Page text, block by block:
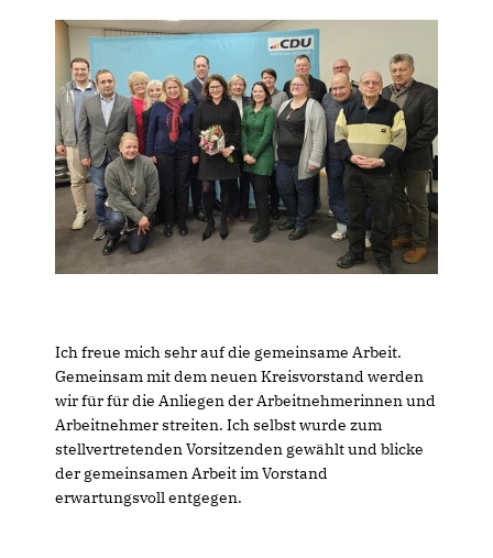
Ich freue mich sehr auf die gemeinsame Arbeit.
Gemeinsam mit dem neuen Kreisvorstand werden
wir für für die Anliegen der Arbeitnehmerinnen und
Arbeitnehmer streiten. Ich selbst wurde zum
stellvertretenden Vorsitzenden gewählt und blicke
der gemeinsamen Arbeit im Vorstand
erwartungsvoll entgegen.